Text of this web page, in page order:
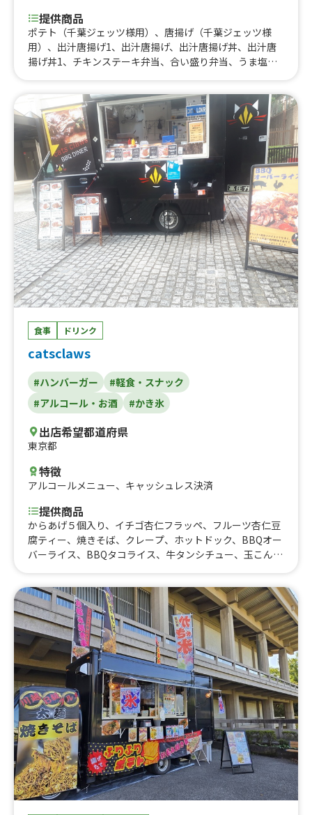
提供商品
ポテト（千葉ジェッツ様用）、唐揚げ（千葉ジェッツ様
用）、出汁唐揚げ1、出汁唐揚げ、出汁唐揚げ丼、出汁唐
揚げ丼1、チキンステーキ弁当、合い盛り弁当、うま塩ネ
ョス、かき氷、冷やしパイン、鷄節ポテト、ラムネ、マン
ゴージュース、フローズンマンゴー、レブフィート、ジン
トニック、梅酒ソーダ、気まぐれラムハイボール、ビー
ル、フレーバー、フレッシュミントの本格モヒート
食事 ドリンク
catsclaws
#ハンバーガー
#軽食・スナック
#アルコール・お酒
#かき氷
出店希望都道府県
東京都
特徴
アルコールメニュー、 キャッシュレス決済
提供商品
からあげ５個入り、イチゴ杏仁フラッペ、フルーツ杏仁豆
腐ティー、焼きそば、クレープ、ホットドック、BBQオー
バーライス、BBQタコライス、牛タンシチュー、玉こんに
ー、かき氷、BBQ タコス、BBQサンドイッチ、フランク
フルト、カップインフレンチトースト、アルコール、BBQ
単品、ドリンク、BBQバーガー、ハラミグリル丼